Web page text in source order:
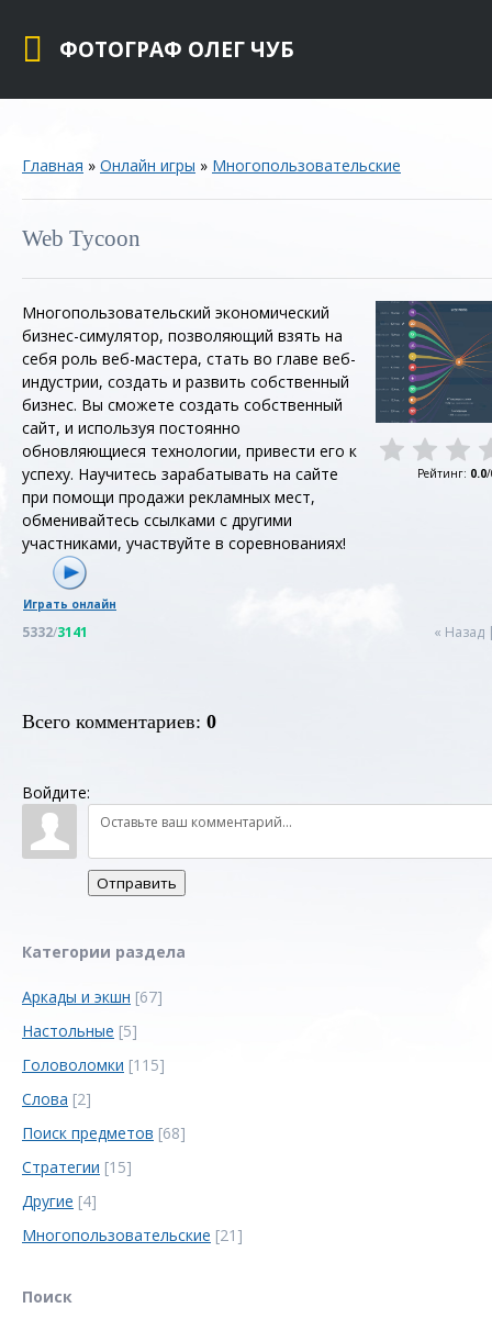
ФОТОГРАФ ОЛЕГ ЧУБ
Главная » Онлайн игры » Многопользовательские
Web Tycoon
Многопользовательский экономический
бизнес-симулятор, позволяющий взять на
себя роль веб-мастера, стать во главе веб-
индустрии, создать и развить собственный
бизнес. Вы сможете создать собственный
сайт, и используя постоянно
обновляющиеся технологии, привести его к
успеху. Научитесь зарабатывать на сайте
при помощи продажи рекламных мест,
обменивайтесь ссылками с другими
участниками, участвуйте в соревнованиях!
Играть онлайн
Рейтинг: 0.0/
« Назад
5332/3141
Всего комментариев: 0
Войдите:
Отправить
Категории раздела
Аркады и экшн [67]
Настольные [5]
Головоломки [115]
Слова [2]
Поиск предметов [68]
Стратегии [15]
Другие [4]
Многопользовательские [21]
Поиск